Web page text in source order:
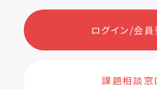
ログイン/会員
課題相談窓